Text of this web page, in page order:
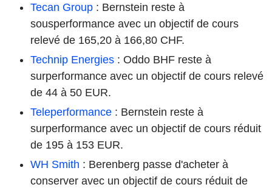
Tecan Group : Bernstein reste à
sousperformance avec un objectif de cours
relevé de 165,20 à 166,80 CHF.
Technip Energies : Oddo BHF reste à
surperformance avec un objectif de cours relevé
de 44 à 50 EUR.
Teleperformance : Bernstein reste à
surperformance avec un objectif de cours réduit
de 195 à 153 EUR.
WH Smith : Berenberg passe d'acheter à
conserver avec un objectif de cours réduit de